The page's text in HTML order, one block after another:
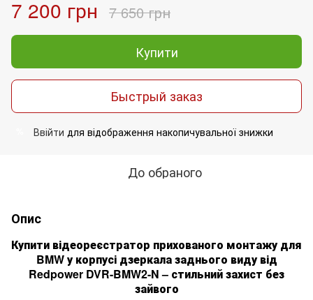
7 200 грн 7 650 грн
Купити
Быстрый заказ
Ввійти для відображення накопичувальної знижки
До обраного
Опис
Купити відеореєстратор прихованого монтажу для
BMW у корпусі дзеркала заднього виду від
Redpower DVR-BMW2-N – стильний захист без
зайвого